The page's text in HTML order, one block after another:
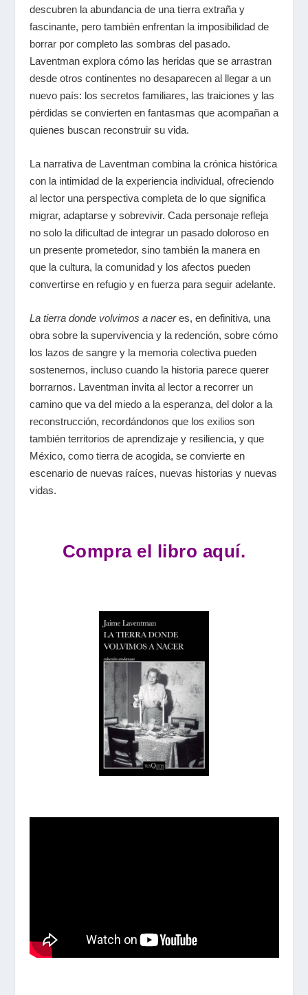
descubren la abundancia de una tierra extraña y
fascinante, pero también enfrentan la imposibilidad de
borrar por completo las sombras del pasado.
Laventman explora cómo las heridas que se arrastran
desde otros continentes no desaparecen al llegar a un
nuevo país: los secretos familiares, las traiciones y las
pérdidas se convierten en fantasmas que acompañan a
quienes buscan reconstruir su vida.
La narrativa de Laventman combina la crónica histórica
con la intimidad de la experiencia individual, ofreciendo
al lector una perspectiva completa de lo que significa
migrar, adaptarse y sobrevivir. Cada personaje refleja
no solo la dificultad de integrar un pasado doloroso en
un presente prometedor, sino también la manera en
que la cultura, la comunidad y los afectos pueden
convertirse en refugio y en fuerza para seguir adelante.
La tierra donde volvimos a naceres, en definitiva, una
obra sobre la supervivencia y la redención, sobre cómo
los lazos de sangre y la memoria colectiva pueden
sostenernos, incluso cuando la historia parece querer
borrarnos. Laventman invita al lector a recorrer un
camino que va del miedo a la esperanza, del dolor a la
reconstrucción, recordándonos que los exilios son
también territorios de aprendizaje y resiliencia, y que
México, como tierra de acogida, se convierte en
escenario de nuevas raíces, nuevas historias y nuevas
vidas.
Compra el libro aquí.